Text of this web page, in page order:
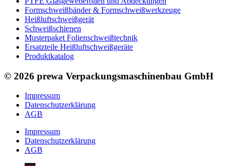
Formschweiß­bänder & Formschweiß­werkzeuge
Heißluftschweißgerät
Schweiß­schienen
Musterpaket Folienschweißtechnik
Ersatzteile Heißluftschweißgeräte
Produktkatalog
© 2026 prewa Verpackungsmaschinenbau GmbH
Impressum
Datenschutzerklärung
AGB
Impressum
Datenschutzerklärung
AGB